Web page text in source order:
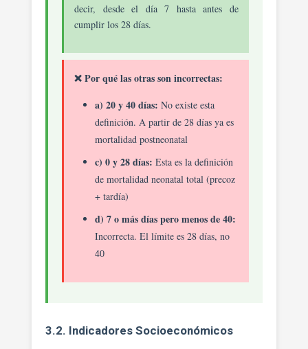
decir, desde el día 7 hasta antes de
cumplir los 28 días.
❌ Por qué las otras son incorrectas:
a) 20 y 40 días: No existe esta
definición. A partir de 28 días ya es
mortalidad postneonatal
c) 0 y 28 días: Esta es la definición
de mortalidad neonatal total (precoz
+ tardía)
d) 7 o más días pero menos de 40:
Incorrecta. El límite es 28 días, no
40
3.2. Indicadores Socioeconómicos